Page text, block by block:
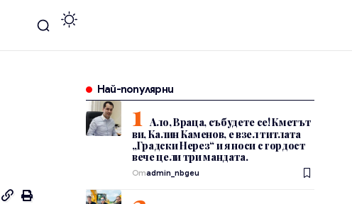
Най-популярни
Ало, Враца, събудете се! Кметът
ви, Калин Каменов, е взел титлата
„Градски Нерез“ и я носи с гордост
вече цели три мандата.
Отadmin_nbgeu